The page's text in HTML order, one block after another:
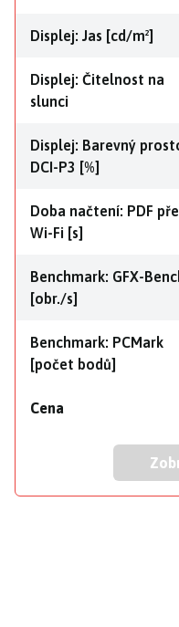
Displej: Jas [cd/m²]
Displej: Čitelnost na
slunci
Displej: Barevný
DCI-P3 [%]
Doba načtení: PDF
Wi-Fi [s]
Benchmark: GFX-
[obr./s]
Benchmark: PCMark
[počet bodů]
Cena